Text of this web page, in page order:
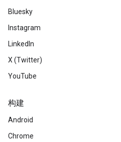
Bluesky
Instagram
LinkedIn
X (Twitter)
YouTube
构建
Android
Chrome